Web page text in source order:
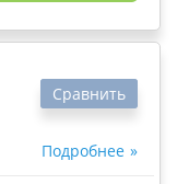
Подробнее
Сравнить